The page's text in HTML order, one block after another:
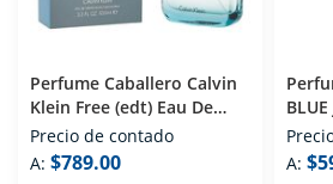
Perfume Caballero Calvin
Klein Free (edt) Eau De
Toilette 100 Ml
Precio de contado
A: $789.00
A: